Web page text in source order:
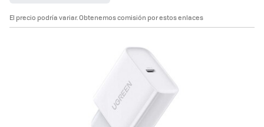
El precio podría variar. Obtenemos comisión por estos enlaces